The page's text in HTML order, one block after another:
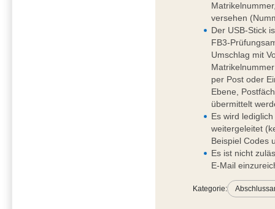
versehen
Der USB-Stick
FB3-
Umschlag mit
per Post oder
Ebene,
übermittelt
Es wird
weitergeleitet
Beispiel Codes
Es ist nicht
E-Mail
Kategorie: